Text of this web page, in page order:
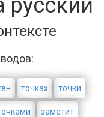
русский
точках точки
заметит